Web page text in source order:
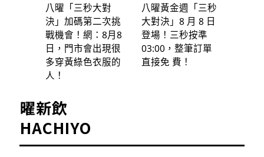
八曜「三秒大對
決」加碼第二次挑
戰機會！網：8月8
日，門市會出現很
多穿黃綠色衣服的
人！
八曜黃金週「三秒
大對決」8 月 8 日
登場！三秒按準
03:00，整筆訂單
直接免 費！
曜新飲
HACHIYO